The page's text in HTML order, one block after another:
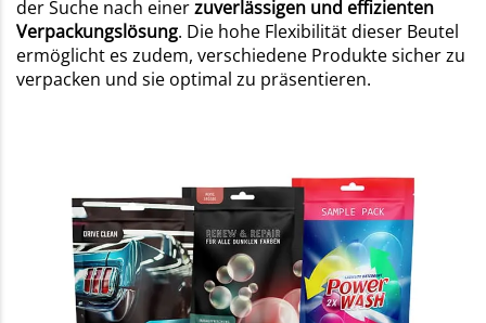
der Suche nach einerzuverlässigen und effizienten
Verpackungslösung. Die hohe Flexibilität dieser Beutel
ermöglicht es zudem, verschiedene Produkte sicher zu
verpacken und sie optimal zu präsentieren.